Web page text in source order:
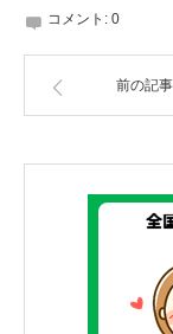
コメント: 0
前の記事